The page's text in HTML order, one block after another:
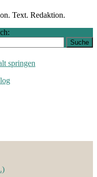
Text. Redaktion.
springen